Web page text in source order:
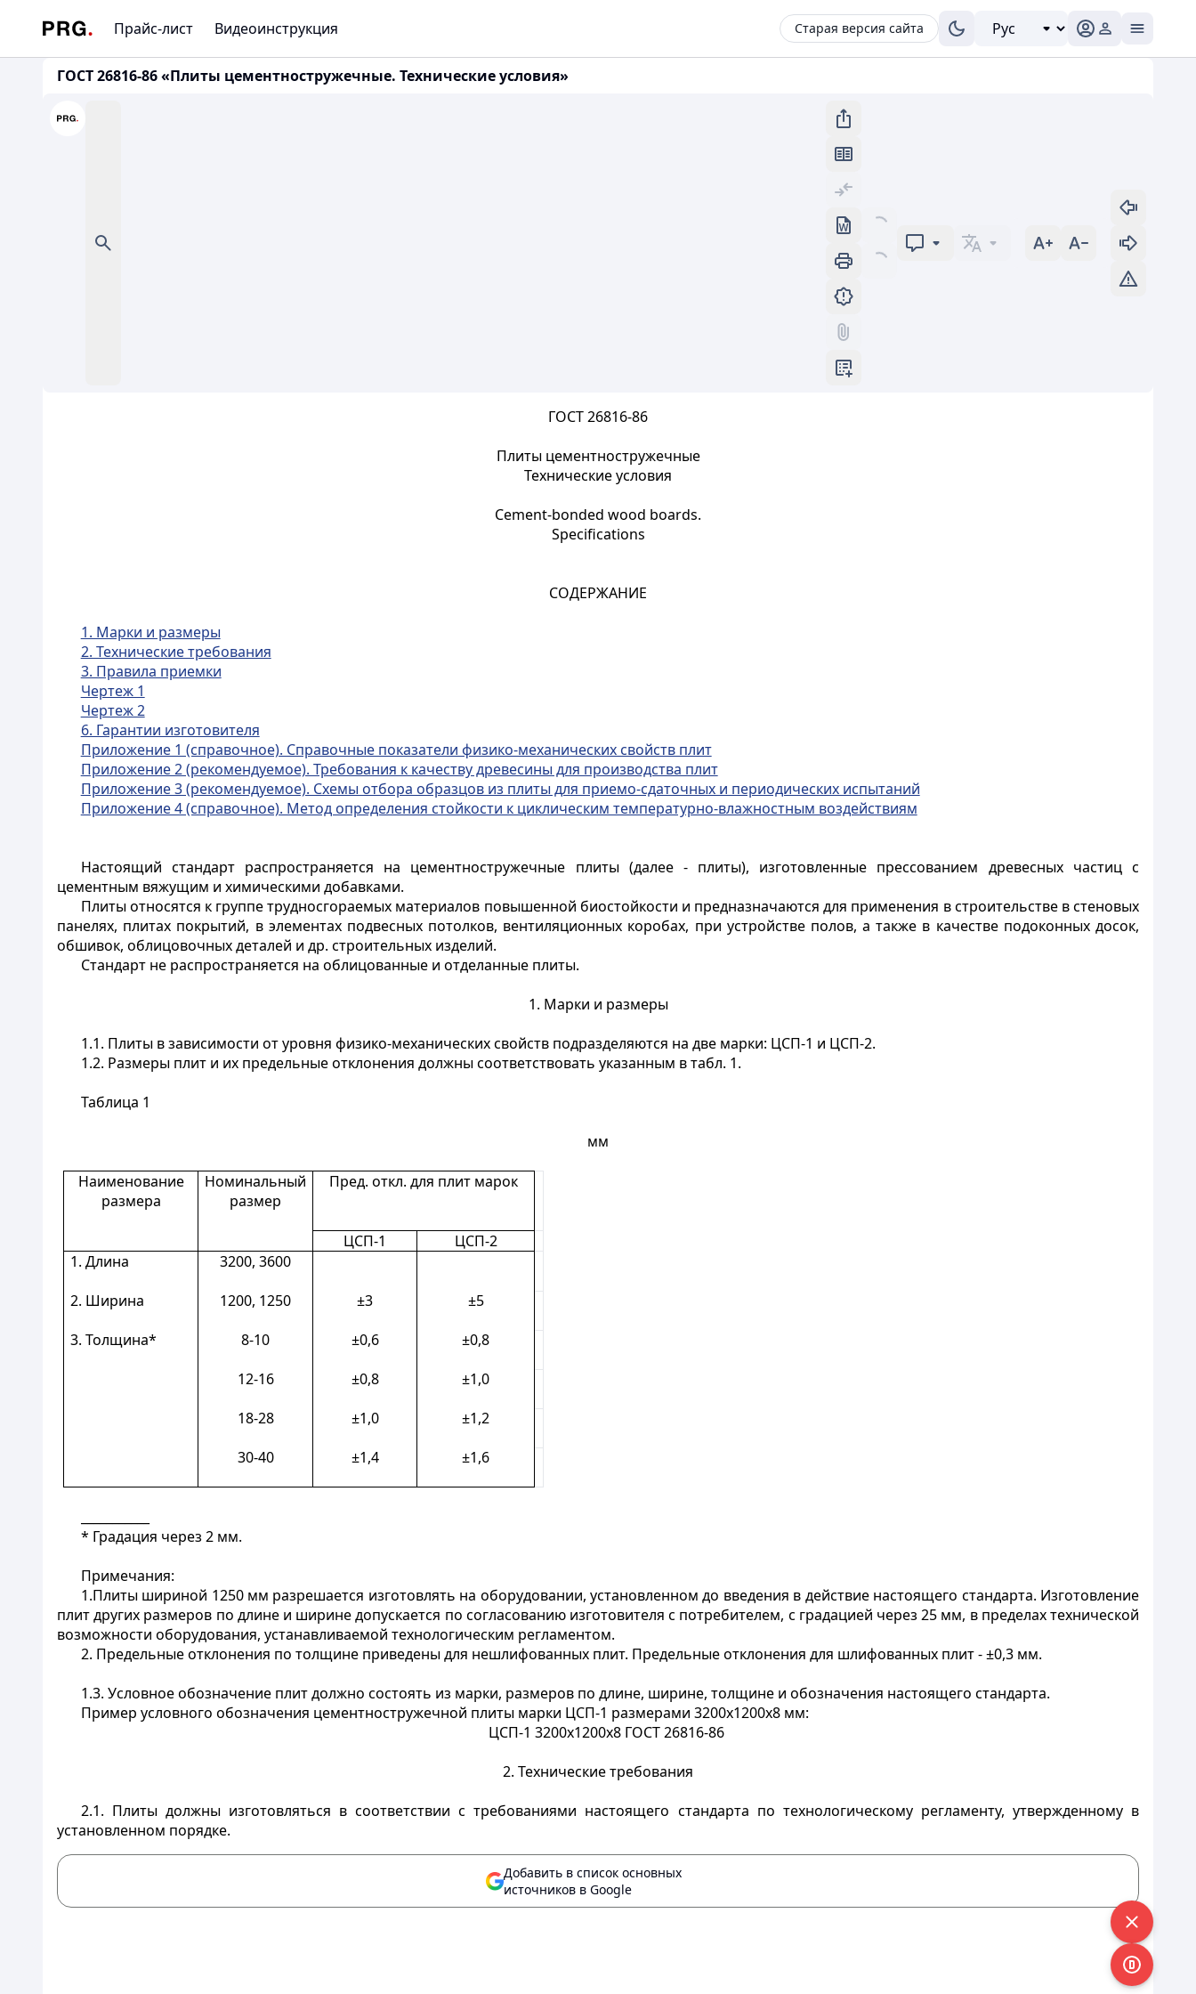
Прайс-лист Видеоинструкция Старая версия сайта
ГОСТ 26816-86 «Плиты цементностружечные. Технические условия»
ГОСТ 26816-86
Плиты цементностружечные
Технические условия
Cement-bonded wood boards.
Specifications
СОДЕРЖАНИЕ
1. Марки и размеры
2. Технические требования
3. Правила приемки
Чертеж 1
Чертеж 2
6. Гарантии изготовителя
Приложение 1 (справочное). Справочные показатели физико-механических свойств плит
Приложение 2 (рекомендуемое). Требования к качеству древесины для производства плит
Приложение 3 (рекомендуемое). Схемы отбора образцов из плиты для приемо-сдаточных и периодических испытаний
Приложение 4 (справочное). Метод определения стойкости к циклическим температурно-влажностным воздействиям
Настоящий стандарт распространяется на цементностружечные плиты (далее - плиты), изготовленные прессованием древесных частиц с
цементным вяжущим и химическими добавками.
Плиты относятся к группе трудносгораемых материалов повышенной биостойкости и предназначаются для применения в строительстве в стеновых
панелях, плитах покрытий, в элементах подвесных потолков, вентиляционных коробах, при устройстве полов, а также в качестве подоконных досок,
обшивок, облицовочных деталей и др. строительных изделий.
Стандарт не распространяется на облицованные и отделанные плиты.
1. Марки и размеры
1.1. Плиты в зависимости от уровня физико-механических свойств подразделяются на две марки: ЦСП-1 и ЦСП-2.
1.2. Размеры плит и их предельные отклонения должны соответствовать указанным в табл. 1.
Таблица 1
мм
Наименование
размера
Номинальный
размер
Пред. откл. для плит марок
ЦСП-1
ЦСП-2
1. Длина
3200, 3600
2. Ширина
1200, 1250 ±3
±5
3. Толщина*
8-10 ±0,6
±0,8
12-16
±0,8
±1,0
18-28
±1,0
±1,2
30-40
±1,4 ±1,6
* Градация через 2 мм.
Примечания:
1.Плиты шириной 1250 мм разрешается изготовлять на оборудовании, установленном до введения в действие настоящего стандарта. Изготовление
плит других размеров по длине и ширине допускается по согласованию изготовителя с потребителем, с градацией через 25 мм, в пределах технической
возможности оборудования, устанавливаемой технологическим регламентом.
2. Предельные отклонения по толщине приведены для нешлифованных плит. Предельные отклонения для шлифованных плит - ±0,3 мм.
1.3. Условное обозначение плит должно состоять из марки, размеров по длине, ширине, толщине и обозначения настоящего стандарта.
Пример условного обозначения цементностружечной плиты марки ЦСП-1 размерами 3200х1200х8 мм:
ЦСП-1 3200х1200х8 ГОСТ 26816-86
2. Технические требования
2.1. Плиты должныизготовляться в соответствии с требованиями настоящего стандарта по технологическому регламенту, утвержденному в
установленном порядке.
Добавить в список основных
источников в Google